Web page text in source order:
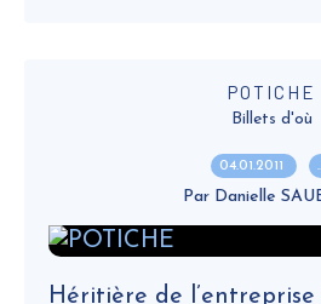
POTICHE
Billets d'où
04.01.2011
Par Danielle
Héritière de